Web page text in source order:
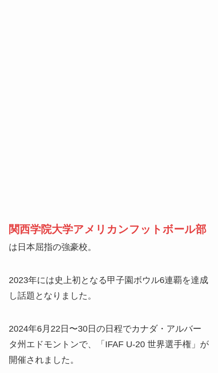
関西学院大学アメリカンフットボール部
は日本屈指の強豪校。
2023年には史上初となる甲子園ボウル6連覇を達成
し話題となりました。
2024年6月22日〜30日の日程でカナダ・アルバー
タ州エドモントンで、「IFAF U-20 世界選手権」が
開催されました。